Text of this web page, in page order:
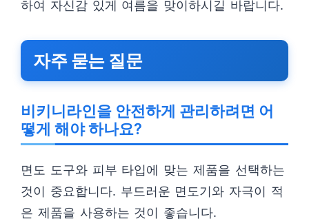
하여 자신감 있게 여름을 맞이하시길 바랍니다.
자주 묻는 질문
비키니라인을 안전하게 관리하려면 어
떻게 해야 하나요?
면도 도구와 피부 타입에 맞는 제품을 선택하는
것이 중요합니다. 부드러운 면도기와 자극이 적
은 제품을 사용하는 것이 좋습니다.